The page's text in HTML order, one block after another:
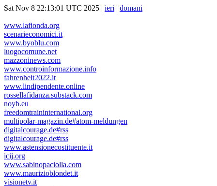
Sat Nov 8 22:13:01 UTC 2025 | ieri | domani
www.lafionda.org
scenarieconomici.it
www.byoblu.com
luogocomune.net
mazzoninews.com
www.controinformazione.info
fahrenheit2022.it
www.lindipendente.online
rossellafidanza.substack.com
noyb.eu
freedomtraininternational.org
multipolar-magazin.de#atom-meldungen
digitalcourage.de#rss
digitalcourage.de#rss
www.astensionecostituente.it
icij.org
www.sabinopaciolla.com
www.maurizioblondet.it
visionetv.it